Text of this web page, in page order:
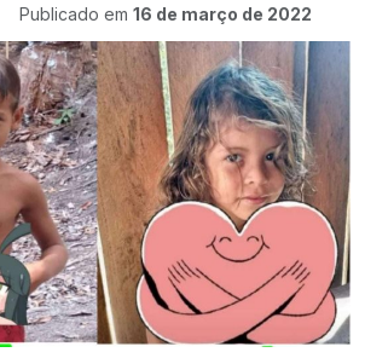
Publicado em 16 de março de 2022